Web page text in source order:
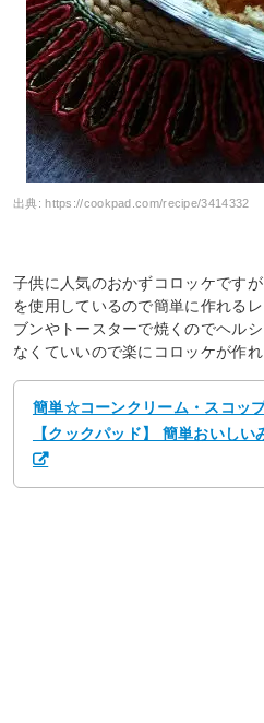
出典:https://cookpad.com/recipe/3414332
子供に人気のおかずコロッケです
を使用しているので簡単に作れる
ブンやトースターで焼くのでヘル
なくていいので楽にコロッケが作れ
簡単☆コーンクリーム・スコッ
【クックパッド】 簡単おいし